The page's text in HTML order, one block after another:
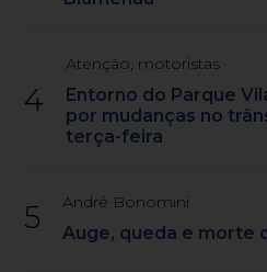
4
Atenção, motoristas
Entorno do Parque
por mudanças no
terça-feira
5 André Bonomini
Auge, queda e morte